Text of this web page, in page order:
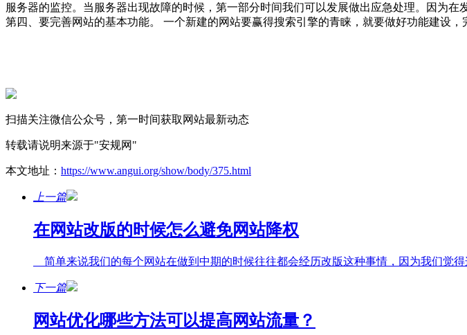
服务器的监控。当服务器出现故障的时候，第一部分时间我们可以发展做出应急处理。因
第四、要完善网站的基本功能。 一个新建的网站要赢得搜索引擎的青睐，就要做好功能建设，
扫描关注微信公众号，第一时间获取网站最新动态
转载请说明来源于"安规网"
本文地址： https://www.angui.org/show/body/375.html
上一篇
在网站改版的时候怎么避免网站降权
简单来说我们的每个网站在做到中期的时候往往都会经历改版这种事情，因为我们觉
下一篇
网站优化哪些方法可以提高网站流量？